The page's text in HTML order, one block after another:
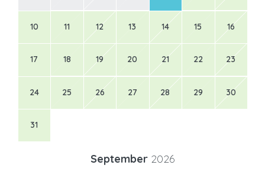
10 11 12 13 14 15 16
17 18 19 20 21 22 23
24 25 26 27 28 29 30
31
September 2026